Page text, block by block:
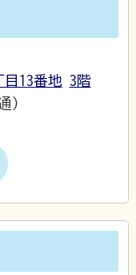
13番地 3階
）